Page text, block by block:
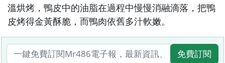
溫烘烤，鴨皮中的油脂在過程中慢慢消融滴落，把鴨
皮烤得金黃酥脆，而鴨肉依舊多汁軟嫩。
免費訂閱